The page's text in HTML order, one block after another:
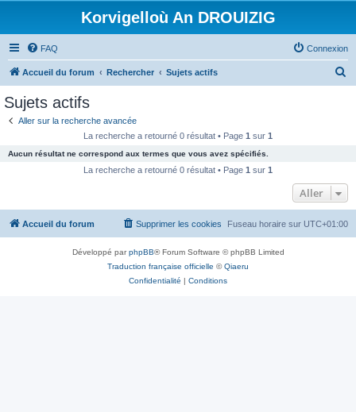
Korvigelloù An DROUIZIG
FAQ Connexion
Accueil du forum Rechercher Sujets actifs
c
e
Sujets actifs
Aller sur la recherche avancée
La recherche a retourné 0 résultat • Page 1 sur 1
Aucun résultat ne correspond aux termes que vous avez spécifiés.
La recherche a retourné 0 résultat • Page 1 sur 1
Aller
Accueil du forum Fuseau horaire sur UTC+01:00
Supprimer les cookies
Développé parphpBB® Forum Software © phpBB Limited
Traduction française officielle ©Qiaeru
Confidentialité | Conditions